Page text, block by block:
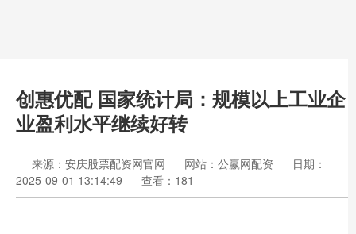
创惠优配 国家统计局：规模以上工业企
业盈利水平继续好转
来源：安庆股票配资网官网 网站：公赢网配资
日期：
2025-09-01 13:14:49
查看：181